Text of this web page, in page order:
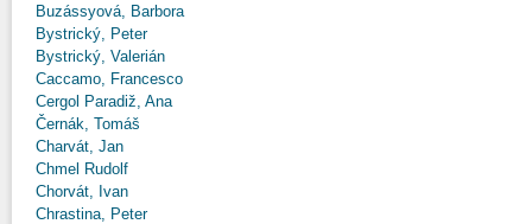
Buzássyová, Barbora
Bystrický, Peter
Bystrický, Valerián
Caccamo, Francesco
Cergol Paradiž, Ana
Černák, Tomáš
Charvát, Jan
Chmel Rudolf
Chorvát, Ivan
Chrastina, Peter